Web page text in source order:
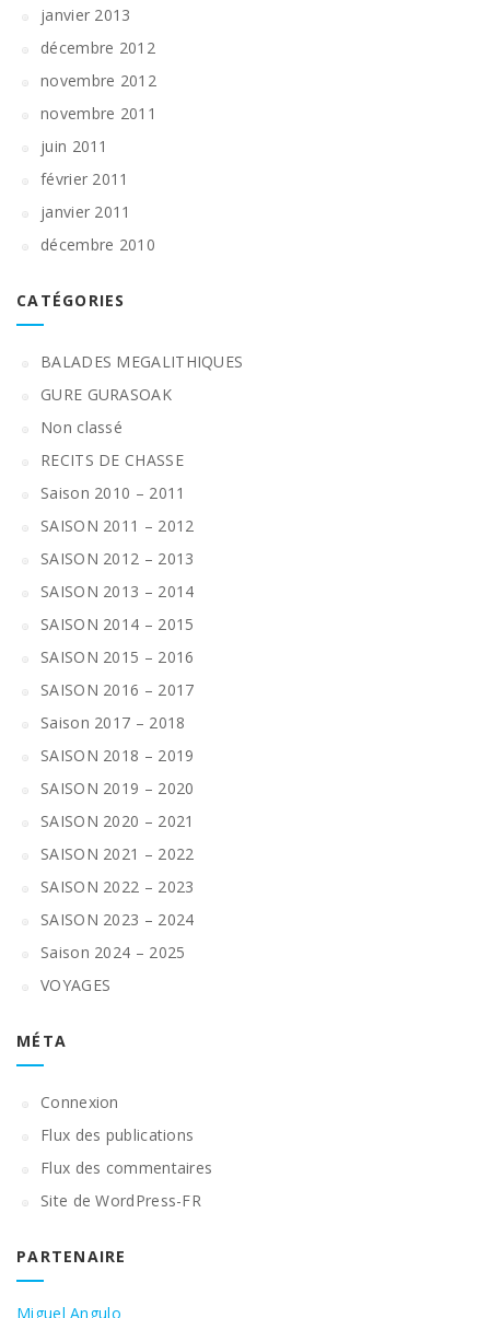
janvier 2013
décembre 2012
novembre 2012
novembre 2011
juin 2011
février 2011
janvier 2011
décembre 2010
CATÉGORIES
BALADES MEGALITHIQUES
GURE GURASOAK
Non classé
RECITS DE CHASSE
Saison 2010 – 2011
SAISON 2011 – 2012
SAISON 2012 – 2013
SAISON 2013 – 2014
SAISON 2014 – 2015
SAISON 2015 – 2016
SAISON 2016 – 2017
Saison 2017 – 2018
SAISON 2018 – 2019
SAISON 2019 – 2020
SAISON 2020 – 2021
SAISON 2021 – 2022
SAISON 2022 – 2023
SAISON 2023 – 2024
Saison 2024 – 2025
VOYAGES
MÉTA
Connexion
Flux des publications
Flux des commentaires
Site de WordPress-FR
PARTENAIRE
Miguel Angulo